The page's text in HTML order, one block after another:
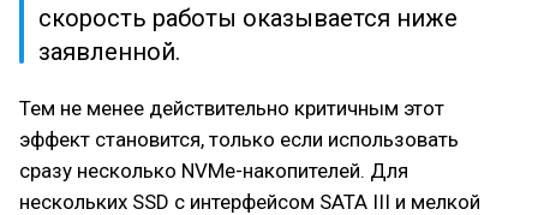
скорость работы оказывается ниже
заявленной.
Тем не менее действительно критичным этот
эффект становится, только если использовать
сразу несколько NVMe-накопителей. Для
нескольких SSD с интерфейсом SATA III и мелкой